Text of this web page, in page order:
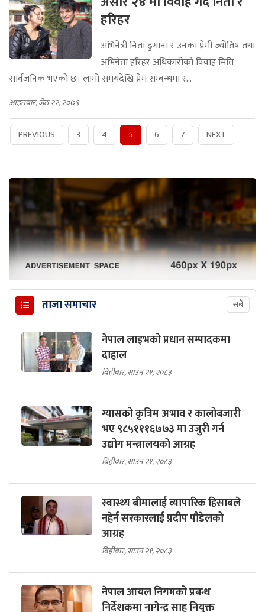
हरिहर
अभिनेत्री निता ढुंगाना र उनका प्रेमी ज्योतिष तथा
अभिनेता हरिहर अधिकारीको विवाह मिति
सार्वजनिक भएको छ। लामो समयदेखि प्रेम सम्बन्धमा र...
आइतबार, जेठ २२, २०७९
PREVIOUS 3 4 5 6 7 NEXT
ताजा समाचार सबै
नेपाल लाइभको प्रधान सम्पादकमा
दाहाल
बिहीबार, साउन २१, २०८३
ग्यासको कृत्रिम अभाव र कालोबजारी
भए ९८५१११६७७३ मा उजुरी गर्न
उद्योग मन्त्रालयकाे आग्रह
बिहीबार, साउन २१, २०८३
स्वास्थ्य बीमालाई व्यापारिक हिसाबले
नहेर्न सरकारलाई प्रदीप पौडेलको
आग्रह
बिहीबार, साउन २१, २०८३
नेपाल आयल निगमको प्रबन्ध
निर्देशकमा नागेन्द्र साह नियुक्त